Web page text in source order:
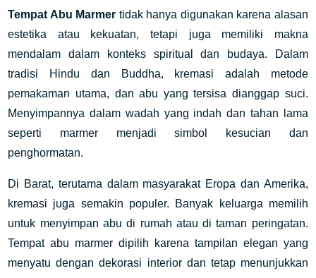
Tempat Abu Marmer tidak hanya digunakan karena alasan
estetika atau kekuatan, tetapi juga memiliki makna
mendalam dalam konteks spiritual dan budaya. Dalam
tradisi Hindu dan Buddha, kremasi adalah metode
pemakaman utama, dan abu yang tersisa dianggap suci.
Menyimpannya dalam wadah yang indah dan tahan lama
seperti marmer menjadi simbol kesucian dan
penghormatan.
Di Barat, terutama dalam masyarakat Eropa dan Amerika,
kremasi juga semakin populer. Banyak keluarga memilih
untuk menyimpan abu di rumah atau di taman peringatan.
Tempat abu marmer dipilih karena tampilan elegan yang
menyatu dengan dekorasi interior dan tetap menunjukkan